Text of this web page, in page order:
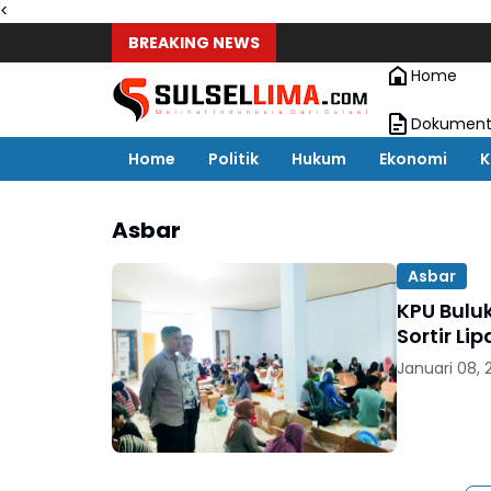
<
BREAKING NEWS
Home
Home
Politik Hukum Ekonomi
Asbar
Asbar
KPU
Sortir
Januari 08,